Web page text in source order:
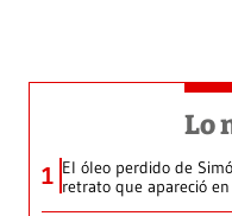
Lo
1 El óleo perdido de
retrato que apareció